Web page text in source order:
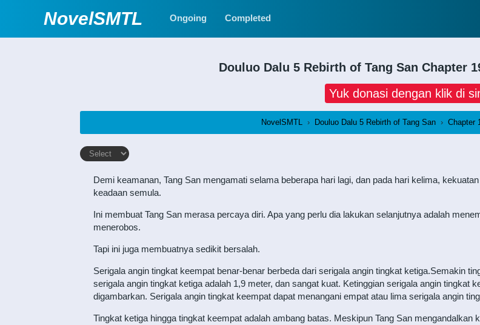
NovelSMTL Ongoing Completed
Douluo Dalu 5 Rebirth of Tang San Chapter
Yuk donasi dengan klik di
NovelSMTL › Douluo Dalu 5 Rebirth of Tang San › Chapter
Demi keamanan, Tang San mengamati selama beberapa hari lagi, dan pada hari kelima,
keadaan semula.
Ini membuat Tang San merasa percaya diri. Apa yang perlu dia lakukan selanjutnya adalah
menerobos.
Tapi ini juga membuatnya sedikit bersalah.
Serigala angin tingkat keempat benar-benar berbeda dari serigala angin tingkat ketiga.Semakin
serigala angin tingkat ketiga adalah 1,9 meter, dan sangat kuat. Ketinggian serigala angin tingkat
digambarkan. Serigala angin tingkat keempat dapat menangani empat atau lima serigala angin
Tingkat ketiga hingga tingkat keempat adalah ambang batas. Meskipun Tang San mengandalkan